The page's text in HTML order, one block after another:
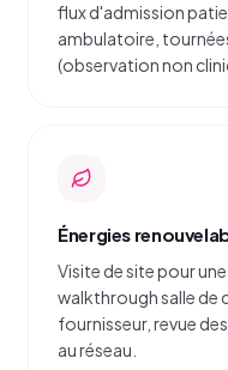
flux d'admission
ambulatoire,
(observation non
Énergies
Visite de site pour
walkthrough salle de
fournisseur, revue
au réseau.